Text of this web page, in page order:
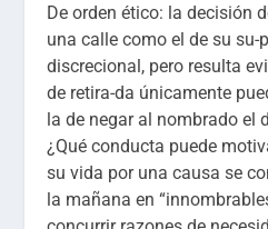
De orden ético: la decisión
una calle como el de su su-
discrecional, pero resulta
de retira-da únicamente
la de negar al nombrado el
¿Qué conducta puede
su vida por una causa se
la mañana en